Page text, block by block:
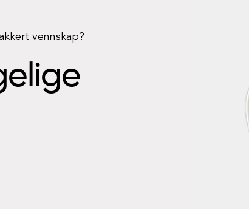
vennskap?